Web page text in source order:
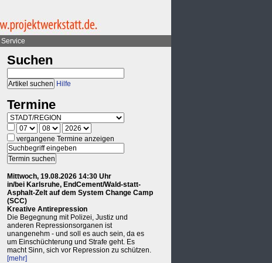
Service
Suchen
Hilfe
Termine
vergangene Termine anzeigen
Mittwoch, 19.08.2026 14:30 Uhr
in/bei Karlsruhe, EndCement/Wald-statt-
Asphalt-Zelt auf dem System Change Camp
(SCC)
Kreative Antirepression
Die Begegnung mit Polizei, Justiz und
anderen Repressionsorganen ist
unangenehm - und soll es auch sein, da es
um Einschüchterung und Strafe geht. Es
macht Sinn, sich vor Repression zu schützen.
[mehr]